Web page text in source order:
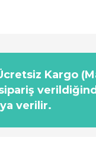
Kargo
verilir.